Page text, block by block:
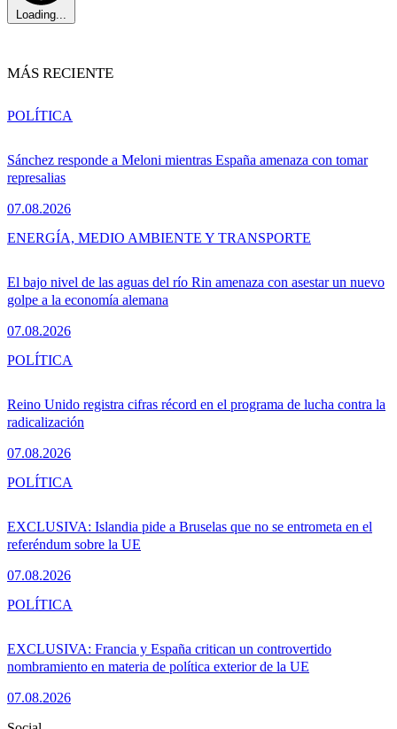
Loading...
MÁS RECIENTE
Sánchez responde a Meloni mientras España amenaza con tomar
represalias
07.08.2026
POLÍTICA
El bajo nivel de las aguas del río Rin amenaza con asestar un nuevo
golpe a la economía alemana
07.08.2026
ENERGÍA, MEDIO AMBIENTE Y TRANSPORTE
Reino Unido registra cifras récord en el programa de lucha contra la
radicalización
07.08.2026
POLÍTICA
EXCLUSIVA: Islandia pide a Bruselas que no se entrometa en el
referéndum sobre la UE
07.08.2026
POLÍTICA
EXCLUSIVA: Francia y España critican un controvertido
nombramiento en materia de política exterior de la UE
07.08.2026
POLÍTICA